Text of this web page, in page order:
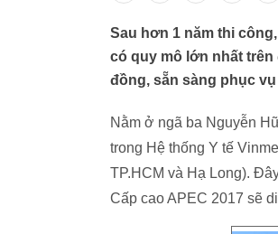
Sau hơn 1 năm thi
có quy mô lớn nhất
đồng, sẵn sàng phục vụ
Nằm ở ngã ba Nguyễn
trong Hệ thống Y tế
TP.HCM và Hạ Long).
Cấp cao APEC 2017 sẽ